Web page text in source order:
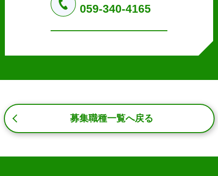
a.応募者等からのお問い合わせに対応・管理するため
b.本ウェブサイトにおけるサービスの提供・運用のため
3. プライバシー尊重
4. 法令等の遵守
応募者等の個人情報の取得、利用その他一切の取り扱いに
令、及び本プライバシーポリシーを遵守します。
059-340-4165
募集職種一覧へ戻る